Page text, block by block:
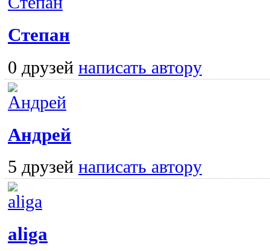
Степан
0 друзей написать автору
Андрей
5 друзей написать автору
aliga